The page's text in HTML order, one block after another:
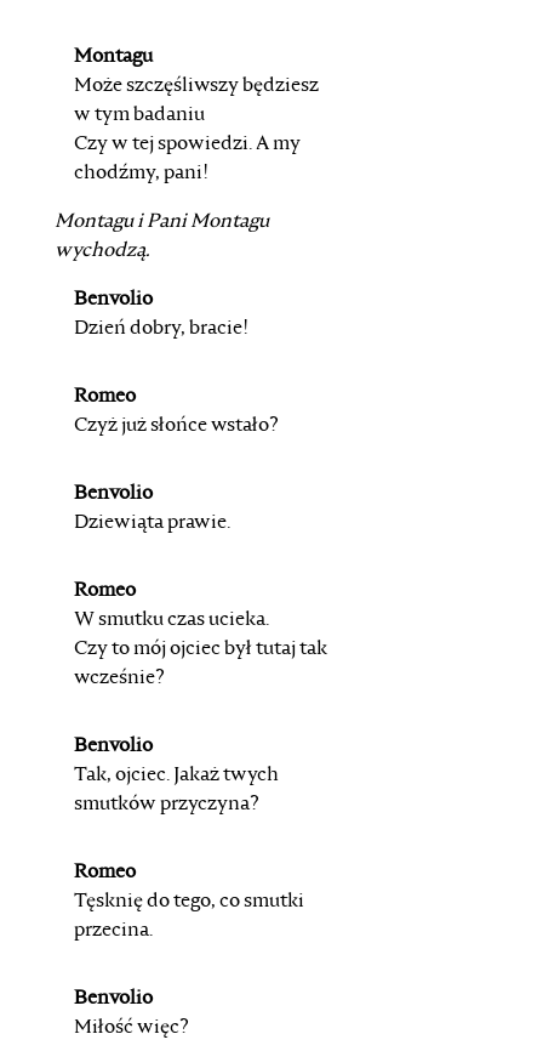
Montagu
Może szczęśliwszy będziesz
w tym badaniu
Czy w tej spowiedzi. A my
chodźmy, pani!
MontaguiPani Montagu
wychodzą.
Benvolio
Dzień dobry, bracie!
Romeo
Czyż już słońce wstało?
Benvolio
Dziewiąta prawie.
Romeo
W smutku czas ucieka.
Czy to mój ojciec był tutaj tak
wcześnie?
Benvolio
Tak, ojciec. Jakaż twych
smutków przyczyna?
Romeo
Tęsknię do tego, co smutki
przecina.
Benvolio
Miłość więc?